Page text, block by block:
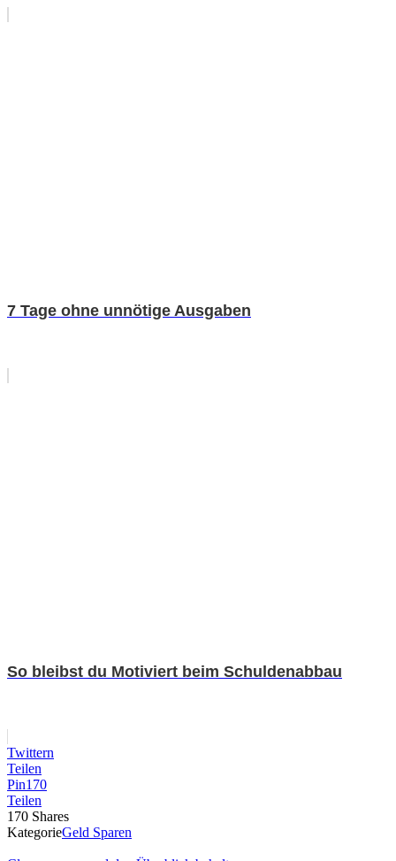
7 Tage ohne unnötige Ausgaben
So bleibst du Motiviert beim Schuldenabbau
Twittern
Teilen
Pin170
Teilen
170 Shares
KategorieGeld Sparen